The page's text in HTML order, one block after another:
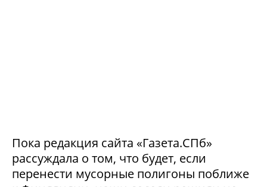
Пока редакция сайта «Газета.СПб»
рассуждала о том, что будет, если
перенести мусорные полигоны поближе